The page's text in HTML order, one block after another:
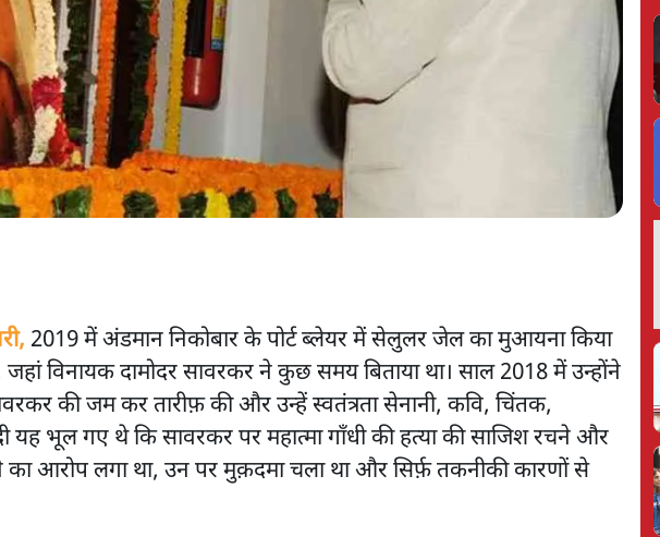
2019 में अंडमान निकोबार के पोर्ट ब्लेयर में सेलुलर जेल का मुआयना किया
विनायक दामोदर सावरकर ने कुछ समय बिताया था। साल 2018 में उन्होंने
की जम कर तारीफ़ की और उन्हें स्वतंत्रता सेनानी, कवि, चिंतक,
यह भूल गए थे कि सावरकर पर महात्मा गाँधी की हत्या की साजिश रचने और
आरोप लगा था, उन पर मुक़दमा चला था और सिर्फ़ तकनीकी कारणों से